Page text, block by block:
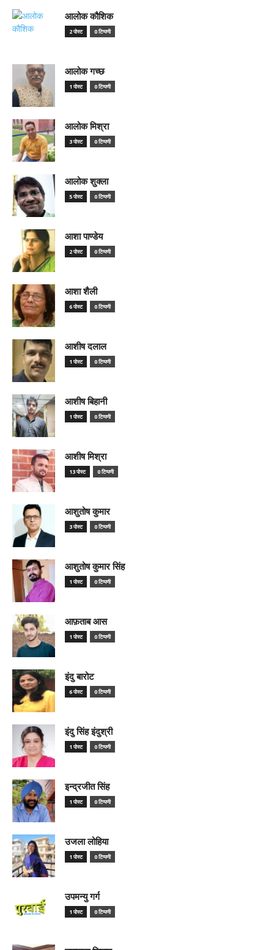
आलोक कौशिक
2 पोस्ट 0 टिप्पणी
आलोक गच्छ
1 पोस्ट 0 टिप्पणी
आलोक मिश्रा
3 पोस्ट 0 टिप्पणी
आलोक शुक्ला
5 पोस्ट 0 टिप्पणी
आशा पाण्डेय
2 पोस्ट 0 टिप्पणी
आशा शैली
6 पोस्ट 0 टिप्पणी
आशीष दलाल
1 पोस्ट 0 टिप्पणी
आशीष बिहानी
1 पोस्ट 0 टिप्पणी
आशीष मिश्रा
13 पोस्ट 0 टिप्पणी
आशुतोष कुमार
3 पोस्ट 0 टिप्पणी
आशुतोष कुमार सिंह
1 पोस्ट 0 टिप्पणी
आफ़ताब आस
1 पोस्ट 0 टिप्पणी
इंदु बारोट
6 पोस्ट 0 टिप्पणी
इंदु सिंह इंदुश्री
1 पोस्ट 0 टिप्पणी
इन्द्रजीत सिंह
1 पोस्ट 0 टिप्पणी
उजला लोहिया
1 पोस्ट 0 टिप्पणी
उपमन्यु गर्ग
1 पोस्ट 0 टिप्पणी